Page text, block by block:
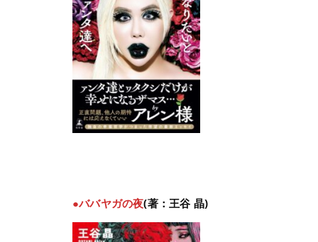
●ババヤガの夜(著：王谷 晶)